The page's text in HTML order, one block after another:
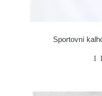
Sportovní
1